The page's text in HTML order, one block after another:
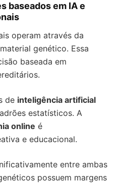
baseados em IA e
operam através da
genético. Essa
baseada em
de inteligência artificial
estatísticos. A
online é
e educacional.
entre ambas
possuem margens